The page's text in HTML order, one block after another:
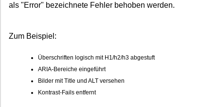
als "Error" bezeichnete Fehler behoben werden.
Zum Beispiel:
Überschriften logisch mit H1/h2/h3 abgestuft
ARIA-Bereiche eingeführt
Bilder mit Title und ALT versehen
Kontrast-Fails entfernt